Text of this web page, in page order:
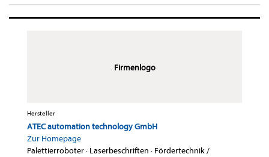
Firmenlogo
Hersteller
ATEC automation technology GmbH
Zur Homepage
Palettierroboter· Laserbeschriften · Fördertechnik /